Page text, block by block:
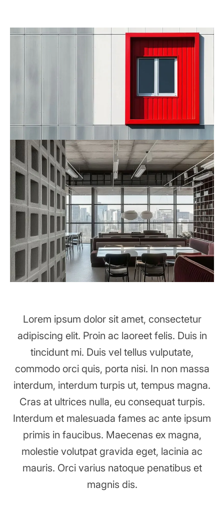
Lorem ipsum dolor sit amet, consectetur
adipiscing elit. Proin ac laoreet felis. Duis in
tincidunt mi. Duis vel tellus vulputate,
commodo orci quis, porta nisi. In non massa
interdum, interdum turpis ut, tempus magna.
Cras at ultrices nulla, eu consequat turpis.
Interdum et malesuada fames ac ante ipsum
primis in faucibus. Maecenas ex magna,
molestie volutpat gravida eget, lacinia ac
mauris. Orci varius natoque penatibus et
magnis dis.